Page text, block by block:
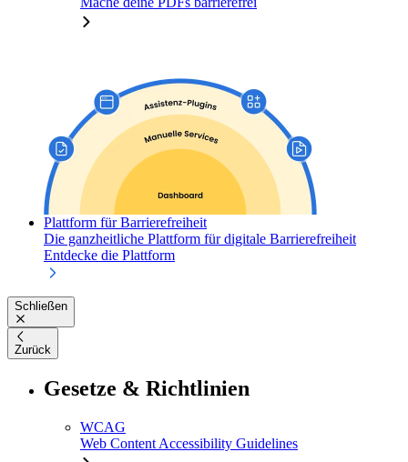
Plattform für Barrierefreiheit
Die ganzheitliche Plattform für digitale Barrierefreiheit
Entdecke die Plattform
Schließen
Zurück
Gesetze & Richtlinien
WCAG
Web Content Accessibility Guidelines